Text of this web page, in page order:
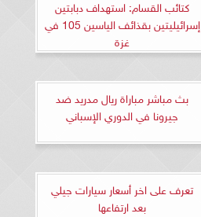
كتائب القسام: استهداف دبابتين
إسرائيليتين بقذائف الياسين 105 في
غزة
بث مباشر مباراة ريال مدريد ضد
جيرونا في الدوري الإسباني
تعرف على اخر أسعار سيارات جيلي
بعد ارتفاعها